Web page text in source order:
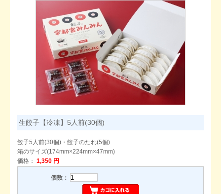
生餃子【冷凍】5人前(30個)
餃子5人前(30個)・餃子のたれ(5個)
箱のサイズ(174mm×224mm×47mm)
価格： 1,350 円
個数：